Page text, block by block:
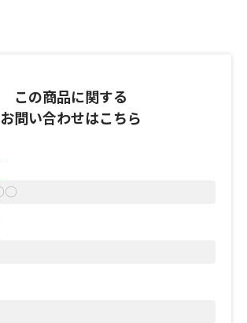
この商品に関する
お問い合わせはこちら